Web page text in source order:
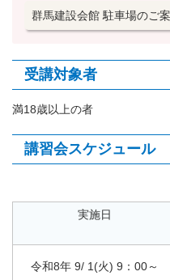
群馬建設会館 駐車場のご
受講対象者
満18歳以上の者
講習会スケジュール
実施日
令和8年 9/ 1(火) 9：00～